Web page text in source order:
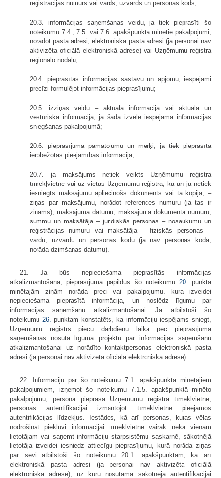
reģistrācijas numurs vai vārds, uzvārds un personas kods;
20.3. informācijas saņemšanas veidu, ja tiek pieprasīti šo
noteikumu 7.4., 7.5. vai 7.6. apakšpunktā minētie pakalpojumi,
norādot pasta adresi, elektroniskā pasta adresi (ja personai nav
aktivizēta oficiālā elektroniskā adrese) vai Uzņēmumu reģistra
reģionālo nodaļu;
20.4. pieprasītās informācijas sastāvu un apjomu, iespējami
precīzi formulējot informācijas pieprasījumu;
20.5. izziņas veidu – aktuālā informācija vai aktuālā un
vēsturiskā informācija, ja šāda izvēle iespējama informācijas
sniegšanas pakalpojumā;
20.6. pieprasījuma pamatojumu un mērķi, ja tiek pieprasīta
ierobežotas pieejamības informācija;
20.7. ja maksājums netiek veikts Uzņēmumu reģistra
tīmekļvietnē vai uz vietas Uzņēmumu reģistrā, kā arī ja netiek
iesniegts maksājumu apliecinošs dokuments vai tā kopija, –
ziņas par maksājumu, norādot references numuru (ja tas ir
zināms), maksājuma datumu, maksājuma dokumenta numuru,
summu un maksātāja – juridiskās personas – nosaukumu un
reģistrācijas numuru vai maksātāja – fiziskās personas –
vārdu, uzvārdu un personas kodu (ja nav personas koda,
norāda dzimšanas datumu).
21. Ja būs nepieciešama pieprasītās informācijas
atkalizmantošana, pieprasījumā papildus šo noteikumu 20.
punktā
minētajām ziņām norāda preci vai pakalpojumu, kura izveidei
nepieciešama pieprasītā informācija, un noslēdz līgumu par
informācijas saņemšanu atkalizmantošanai. Ja atbilstoši šo
noteikumu 26. punktam konstatēts, ka informāciju iespējams sniegt,
Uzņēmumu reģistrs piecu darbdienu laikā pēc pieprasījuma
saņemšanas nosūta līguma projektu par informācijas saņemšanu
atkalizmantošanai uz norādīto kontaktpersonas elektroniskā pasta
adresi (ja personai nav aktivizēta oficiālā elektroniskā adrese).
22. Informāciju par šo noteikumu 7.1. apakšpunktā minētajiem
pakalpojumiem, izņemot šo noteikumu 7.1.5. apakšpunktā minēto
pakalpojumu, persona pieprasa Uzņēmumu reģistra tīmekļvietnē,
personas autentifikācijai izmantojot tīmekļvietnē pieejamos
autentifikācijas līdzekļus. Iestādes, kā arī personas, kuras vēlas
nodrošināt piekļuvi informācijai tīmekļvietnē vairāk nekā vienam
lietotājam vai saņemt informāciju starpsistēmu saskarnē, sākotnējā
lietotāja izveidei iesniedz attiecīgu pieprasījumu, kurā norāda ziņas
par sevi atbilstoši šo noteikumu 20.1. apakšpunktam, kā arī
elektroniskā pasta adresi (ja personai nav aktivizēta oficiālā
elektroniskā adrese), uz kuru nosūtāma sākotnējā autentifikācijai